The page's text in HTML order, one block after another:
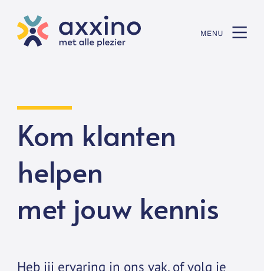
Kom klanten
helpen
met jouw kennis
Heb jij ervaring in ons vak, of volg je